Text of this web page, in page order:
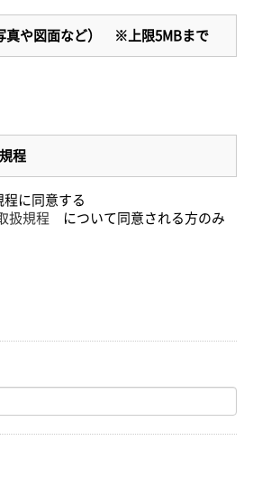
真や図面など） ※上限5MBまで
程
に同意する
扱規程について同意される方のみ